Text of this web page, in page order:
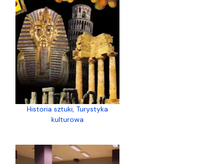
Historia sztuki, Turystyka
kulturowa